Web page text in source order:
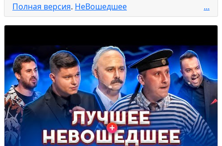
Полная версия. НеВошедшее ...